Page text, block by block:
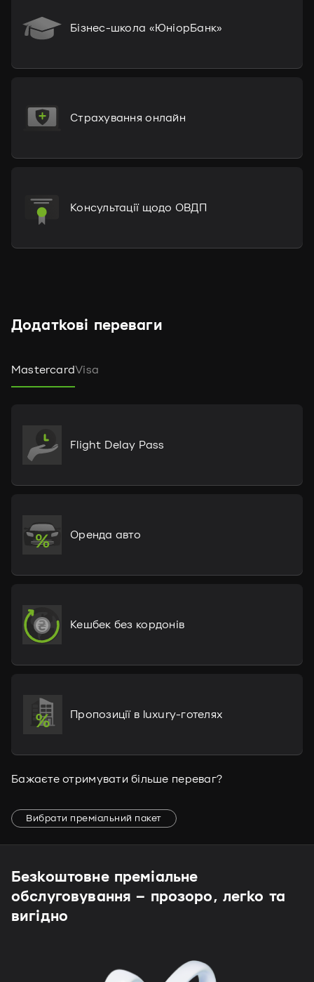
Бізнес-школа «ЮніорБанк»
Страхування онлайн
Консультації щодо ОВДП
Додаткові переваги
MastercardVisa
Flight Delay Pass
Оренда авто
Кешбек без кордонів
Пропозиції в luxury-готелях
Бажаєте отримувати більше переваг?
Вибрати преміальний пакет
Безкоштовне преміальне
обслуговування – прозоро, легко та
вигідно